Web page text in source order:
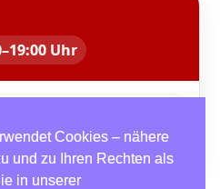
Uhr
· Ingrid Pionke
Cookies – nähere
und zu Ihren Rechten als
in unserer